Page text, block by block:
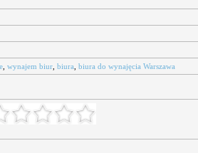
wynajem biur biura biura do wynajęcia Warszawa